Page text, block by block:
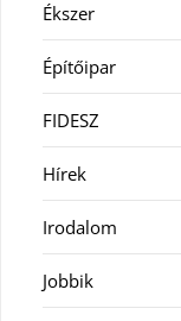
Ékszer
Építőipar
FIDESZ
Hírek
Irodalom
Jobbik